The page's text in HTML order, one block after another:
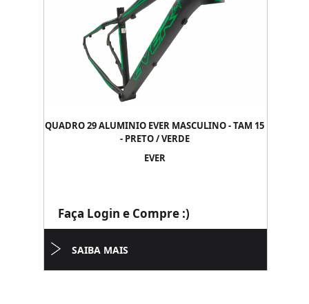
QUADRO 29 ALUMINIO EVER MASCULINO - TAM 15
- PRETO / VERDE
EVER
Faça Login e Compre :)
SAIBA MAIS